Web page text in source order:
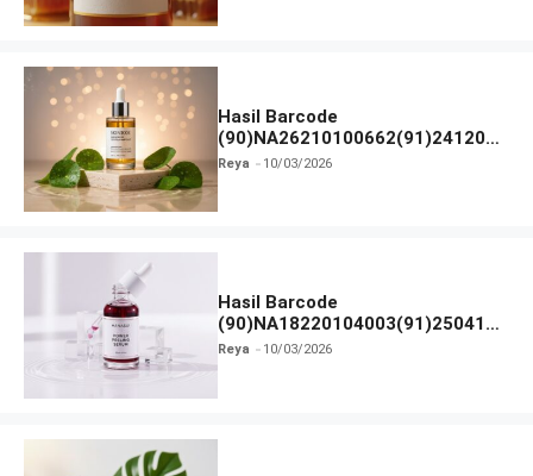
Hasil Barcode
(90)NA26210100662(91)241203
dan Izin BPOM
Reya 10/03/2026
Hasil Barcode
(90)NA18220104003(91)250418
dan Izin BPOM
Reya 10/03/2026